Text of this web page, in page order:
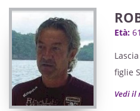
Età: 61
figlie
Vedi il